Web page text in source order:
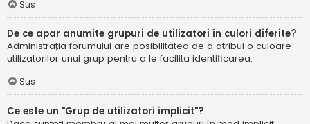
Sus
De ce apar anumite grupuri de utilizatori în culori diferite?
Administrația forumului are posibilitatea de a atribui o culoare
utilizatorilor unui grup pentru a le facilita identificarea.
Sus
Ce este un "Grup de utilizatori implicit"?